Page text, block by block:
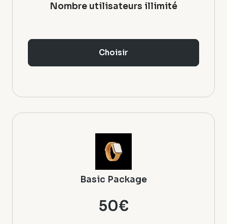
Nombre utilisateurs illimité
Choisir
Basic Package
50€